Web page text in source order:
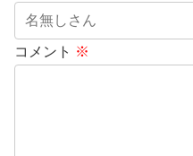
コメント ※